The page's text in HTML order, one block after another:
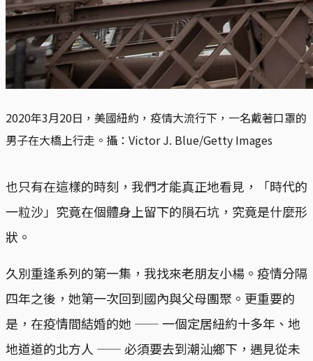
2020年3月20日，美國紐約，疫情大流行下，一名戴著口罩的
男子在大橋上行走。攝：Victor J. Blue/Getty Images
也只有在這樣的時刻，我們才能真正地看見，「時代的
一粒沙」究竟在個體身上留下的隕石坑，究竟是什麼形
狀。
久別重逢系列的第一集，我找來老朋友小楊。疫情分隔
四年之後，她第一次回到國內與父母團聚。更重要的
是，在疫情間結婚的她 —— 一個定居紐約十多年、地
地道道的北方人 —— 必須要去到潮汕鄉下，遇見從未